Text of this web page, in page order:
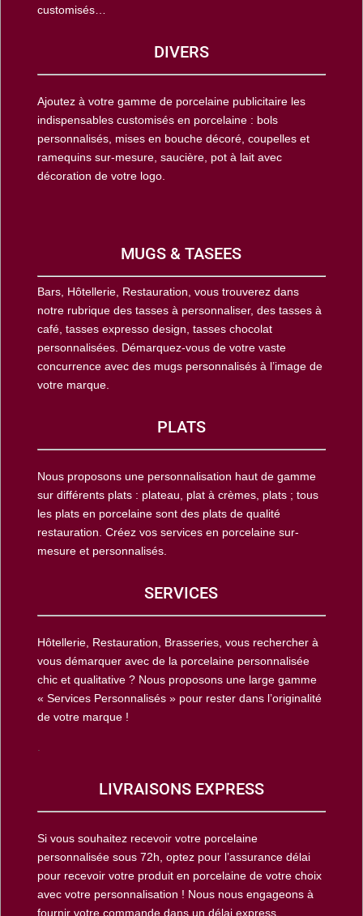
customisés…
DIVERS
Ajoutez à votre gamme de porcelaine publicitaire les
indispensables customisés en porcelaine : bols
personnalisés, mises en bouche décoré, coupelles et
ramequins sur-mesure, saucière, pot à lait avec
décoration de votre logo.
MUGS & TASEES
Bars, Hôtellerie, Restauration, vous trouverez dans
notre rubrique des tasses à personnaliser, des tasses à
café, tasses expresso design, tasses chocolat
personnalisées. Démarquez-vous de votre vaste
concurrence avec des mugs personnalisés à l’image de
votre marque.
PLATS
Nous proposons une personnalisation haut de gamme
sur différents plats : plateau, plat à crèmes, plats ; tous
les plats en porcelaine sont des plats de qualité
restauration. Créez vos services en porcelaine sur-
mesure et personnalisés.
SERVICES
Hôtellerie, Restauration, Brasseries, vous rechercher à
vous démarquer avec de la porcelaine personnalisée
chic et qualitative ? Nous proposons une large gamme
« Services Personnalisés » pour rester dans l’originalité
de votre marque !
LIVRAISONS EXPRESS
Si vous souhaitez recevoir votre porcelaine
personnalisée sous 72h, optez pour l’assurance délai
pour recevoir votre produit en porcelaine de votre choix
avec votre personnalisation ! Nous nous engageons à
fournir votre commande dans un délai express.